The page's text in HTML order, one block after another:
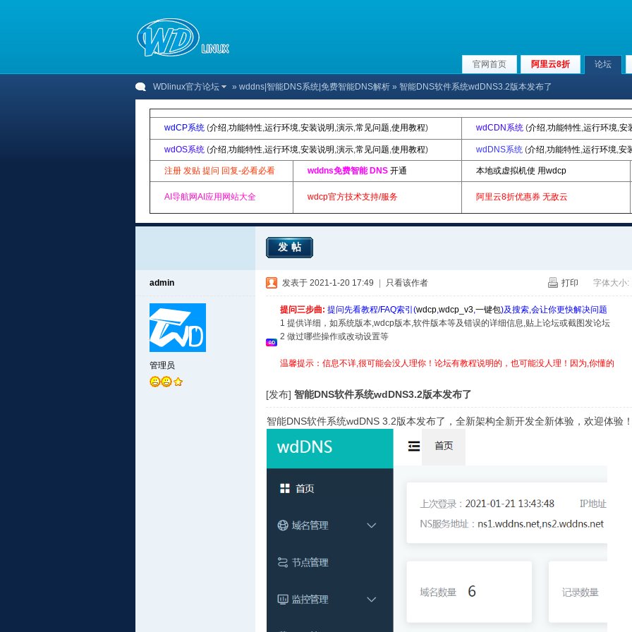
官网首页 阿里云8折 论坛
WDlinux官方论坛 » wddns|智能DNS系统|免费智能DNS解析 » 智能DNS软件系统wdDNS3.2版本发布了
wdCP系统 (介绍,功能特性,运行环境,安装说明 ,演示,常见问题,使用教程) wdCDN系统 (介绍,功能特性,运行环境,安
wdOS系统 (介绍,功能特性,运行环境,安装说明 ,演示,常见问题,使用教程) wdDNS系统 (介绍,功能特性,运行环境,安
注册 发贴 提问 回复-必看必看 wddns免费智能 DNS 开通 本地或虚拟机使 用wdcp
AI导航网AI应用网站大全 wdcp官方技术支持/服务 阿里云8折优惠券 无敌云
发帖
admin
管理员
打印 字体大小:
发表于 2021-1-20 17:49 只看该作者
提问三步曲: 提问先看教程/FAQ索引(wdcp,wdcp_v3,一键包)及搜索,会让你更快解决问题
1 提供详细，如系统版本,wdcp版本,软件版本等及错误的详细信息,贴上论坛或截图发论坛
2 做过哪些操作或改动设置等
温馨提示：信息不详,很可能会没人理你！论坛有教程说明的，也可能没人理！因为,你懂的
[发布] 智能DNS软件系统wdDNS3.2版本发布了
智能DNS软件系统wdDNS 3.2版本发布了，全新架构全新开发全新体验，欢迎体验